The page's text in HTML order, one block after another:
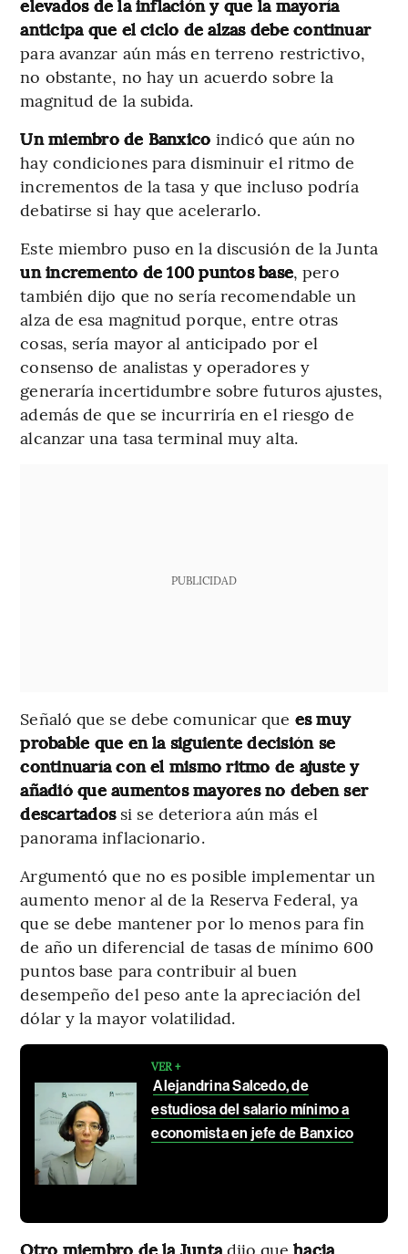
elevados de la inflación y que la mayoría
anticipa que el ciclo de alzas debe continuar
para avanzar aún más en terreno restrictivo,
no obstante, no hay un acuerdo sobre la
magnitud de la subida.
Un miembro de Banxico indicó que aún no
hay condiciones para disminuir el ritmo de
incrementos de la tasa y que incluso podría
debatirse si hay que acelerarlo.
Este miembro puso en la discusión de la Junta
un incremento de 100 puntos base, pero
también dijo que no sería recomendable un
alza de esa magnitud porque, entre otras
cosas, sería mayor al anticipado por el
consenso de analistas y operadores y
generaría incertidumbre sobre futuros ajustes,
además de que se incurriría en el riesgo de
alcanzar una tasa terminal muy alta.
PUBLICIDAD
Señaló que se debe comunicar que es muy
probable que en la siguiente decisión se
continuaría con el mismo ritmo de ajuste y
añadió que aumentos mayores no deben ser
descartadossi se deteriora aún más el
panorama inflacionario.
Argumentó que no es posible implementar un
aumento menor al de la Reserva Federal, ya
que se debe mantener por lo menos para fin
de año un diferencial de tasas de mínimo 600
puntos base para contribuir al buen
desempeño del peso ante la apreciación del
dólar y la mayor volatilidad.
VER +
Alejandrina Salcedo, de
estudiosa del salario mínimo a
economista en jefe de Banxico
Otro miembro de la Junta dijo quehacia